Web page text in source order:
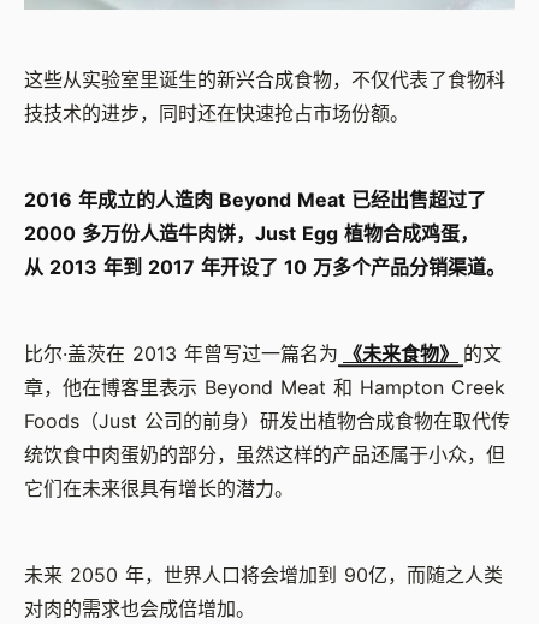
这些从实验室里诞生的新兴合成食物，不仅代表了食物科
技技术的进步，同时还在快速抢占市场份额。
2016 年成立的人造肉 Beyond Meat 已经出售超过了
2000 多万份人造牛肉饼， Just Egg 植物合成鸡蛋，
从 2013 年到 2017 年开设了 10 万多个产品分销渠道。
比尔·盖茨在 2013 年曾写过一篇名为 《未来食物》
的文
章，他在博客里表示 Beyond Meat 和 Hampton Creek
Foods （Just 公司的前身）研发出植物合成食物在取代传
统饮食中肉蛋奶的部分，虽然这样的产品还属于小众，但
它们在未来很具有增长的潜力。
未来 2050 年，世界人口将会增加到 90亿，而随之人类
对肉的需求也会成倍增加。